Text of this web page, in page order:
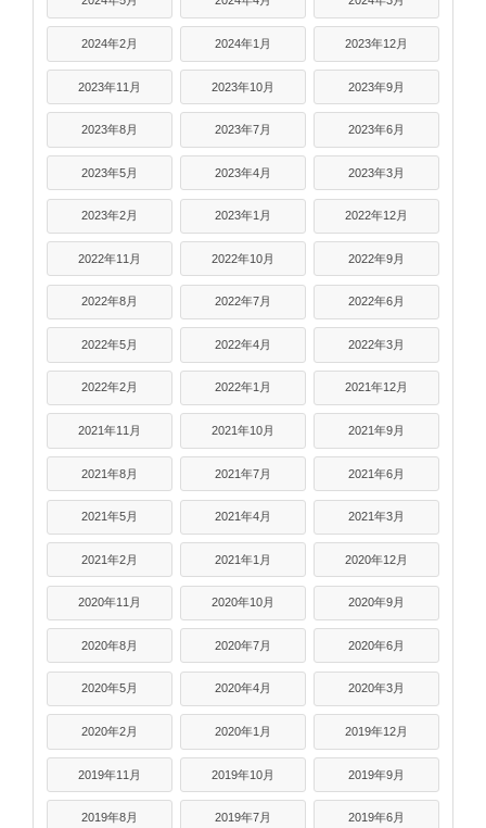
2024年2月 2024年1月 2023年12月
2023年11月 2023年10月 2023年9月
2023年8月 2023年7月 2023年6月
2023年5月 2023年4月 2023年3月
2023年2月 2023年1月 2022年12月
2022年11月 2022年10月 2022年9月
2022年8月 2022年7月 2022年6月
2022年5月 2022年4月 2022年3月
2022年2月 2022年1月 2021年12月
2021年11月 2021年10月 2021年9月
2021年8月 2021年7月 2021年6月
2021年5月 2021年4月 2021年3月
2021年2月 2021年1月 2020年12月
2020年11月 2020年10月 2020年9月
2020年8月 2020年7月 2020年6月
2020年5月 2020年4月 2020年3月
2020年2月 2020年1月 2019年12月
2019年11月 2019年10月 2019年9月
2019年8月 2019年7月 2019年6月